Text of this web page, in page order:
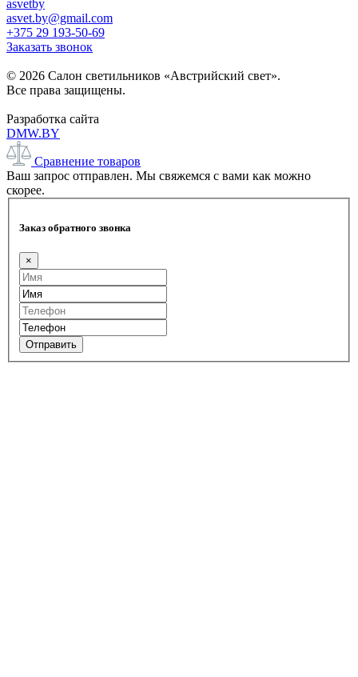
asvetby
asvet.by@gmail.com
+375 29 193-50-69
Заказать звонок
© 2026 Салон светильников «Австрийский свет».
Все права защищены.
Разработка сайта
DMW.BY
Сравнение товаров
Ваш запрос отправлен. Мы свяжемся с вами как можно
скорее.
Заказ обратного звонка
×
Отправить